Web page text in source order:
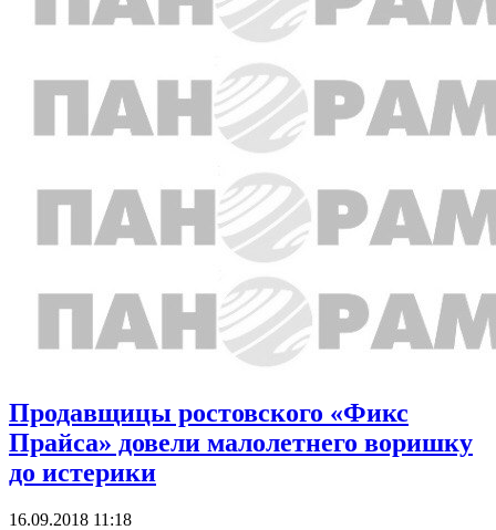
Продавщицы ростовского «Фикс
Прайса» довели малолетнего воришку
до истерики
16.09.2018 11:18